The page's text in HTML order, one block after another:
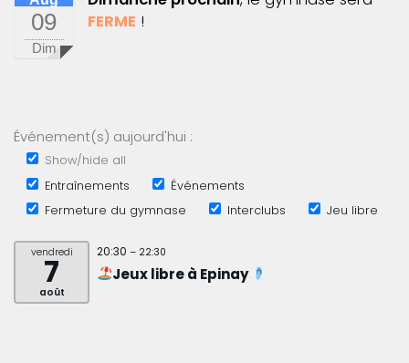
09
Dim
FERME !
Événement(s) aujourd'hui :
Show/hide all
Entraînements
Événements
Fermeture du gymnase
Interclubs Jeu libre
vendredi
7
août
20:30 – 22:30
Jeux libre à Epinay